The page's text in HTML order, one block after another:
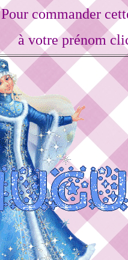
Pour commander
à votre prénom